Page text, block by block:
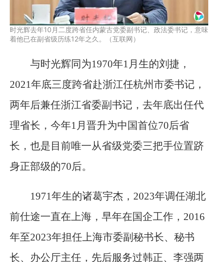
时光辉去年10月二度跨省任内蒙古党委副书记、政法委书记，意味
着他已在副省级历练12年之久。（互联网）
与时光辉同为1970年1月生的刘捷，
2021年底三度跨省赴浙江任杭州市委书记，
两年后兼任浙江省委副书记，去年底出任代
理省长，今年1月晋升为中国首位70后省
长，也是目前唯一从省级党委三把手位置跻
身正部级的70后。
1971年生的诸葛宇杰，2023年调任湖北
前仕途一直在上海，早年在国企工作，2016
年至2023年担任上海市委副秘书长、秘书
长、办公厅主任，先后服务过韩正、李强两